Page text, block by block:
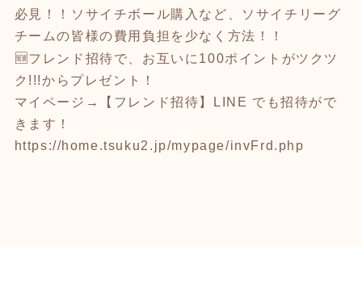
必見！！ソサイチボール購入など、ソサイチリーグ
チームの皆様の費用負担を少なく方法！！
🆕フレンド招待で、お互いに100ポイントがツクツ
ク!!!からプレゼント！
マイページ→【フレンド招待】LINE でも招待がで
きます！
https://home.tsuku2.jp/mypage/invFrd.php